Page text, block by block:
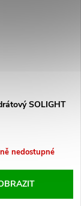
SOLIGHT
nedostupné